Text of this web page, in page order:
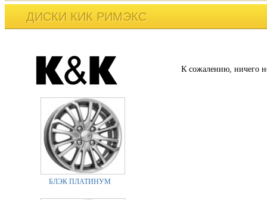
ДИСКИ КИК РИМЭКС
БЛЭК ПЛАТИНУМ
К сожалению, ничего